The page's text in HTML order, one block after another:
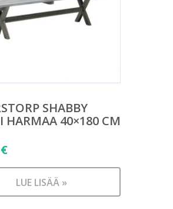
SHABBY
HARMAA 40×180 CM
€
LUE LISÄÄ »